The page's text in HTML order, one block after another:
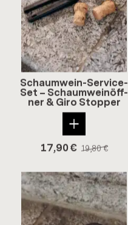
Schaumwein-​Service-
Set – Schaum­wein­öff­
ner & Giro Stop­per
17,90€ 19,80€